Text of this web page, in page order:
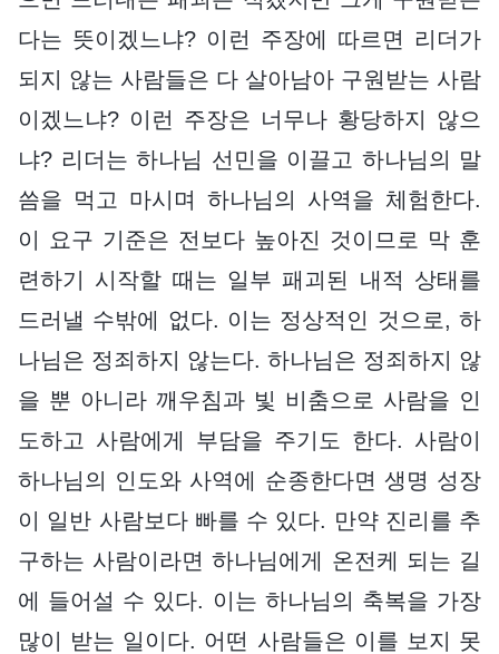
다는 뜻이겠느냐? 이런 주장에 따르면 리더가
되지 않는 사람들은 다 살아남아 구원받는 사람
이겠느냐? 이런 주장은 너무나 황당하지 않으
냐? 리더는 하나님 선민을 이끌고 하나님의 말
씀을 먹고 마시며 하나님의 사역을 체험한다.
이 요구 기준은 전보다 높아진 것이므로 막 훈
련하기 시작할 때는 일부 패괴된 내적 상태를
드러낼 수밖에 없다. 이는 정상적인 것으로, 하
나님은 정죄하지 않는다. 하나님은 정죄하지 않
을 뿐 아니라 깨우침과 빛 비춤으로 사람을 인
도하고 사람에게 부담을 주기도 한다. 사람이
하나님의 인도와 사역에 순종한다면 생명 성장
이 일반 사람보다 빠를 수 있다. 만약 진리를 추
구하는 사람이라면 하나님에게 온전케 되는 길
에 들어설 수 있다. 이는 하나님의 축복을 가장
많이 받는 일이다. 어떤 사람들은 이를 보지 못